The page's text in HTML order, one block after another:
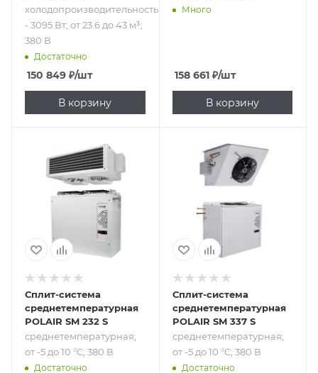
холодопроизводительность
- 3095 Вт; от 23.6 до 43 м³;
380 В
Достаточно
150 849 ₽/шт
В корзину
Много
158 661₽/шт
В корзину
Подпись к товару
среднетемпературная;
от -5 до 10 °C; 380
Сплит-система
среднетемпературная
POLAIR SM 232 S
среднетемпературная;
от -5 до 10 °C; 380 В
Достаточно
Подпись к товару
среднетемпературная;
от -5 до 10 °C; 380
Сплит-система
среднетемпературная
POLAIR SM 337 S
среднетемпературная;
от -5 до 10 °C; 380 В
Достаточно